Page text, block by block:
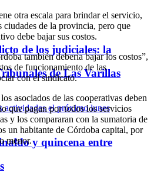
de los judiciales: la
de Las Varillas
y quincena entre
otra escala para brindar el servicio,
ciudades de la provincia, pero que
debe bajar sus costos.
también debería bajar los costos”,
de funcionamiento de las
con el sindicato.
asociados de las cooperativas deben
que pagan por todos los servicios
y los compararan con la sumatoria de
un habitante de Córdoba capital, por
menor.